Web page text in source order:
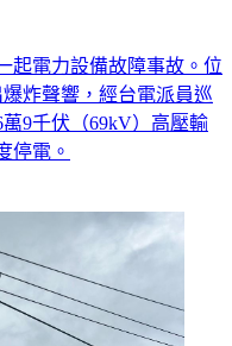
起電力設備故障事故。位
炸聲響，經台電派員巡
9千伏（69kV）高壓輸
停電。